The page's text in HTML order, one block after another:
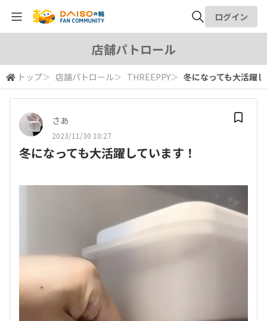
検索
ログイン
店舗パトロール
トップ＞ 店舗パトロール＞ THREEPPY＞ 冬になっても大活躍
さあ
2023/11/30 10:27
冬になっても大活躍しています！